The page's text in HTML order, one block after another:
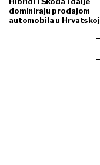
dominiraju prodajom
automobila u Hrvatskoj